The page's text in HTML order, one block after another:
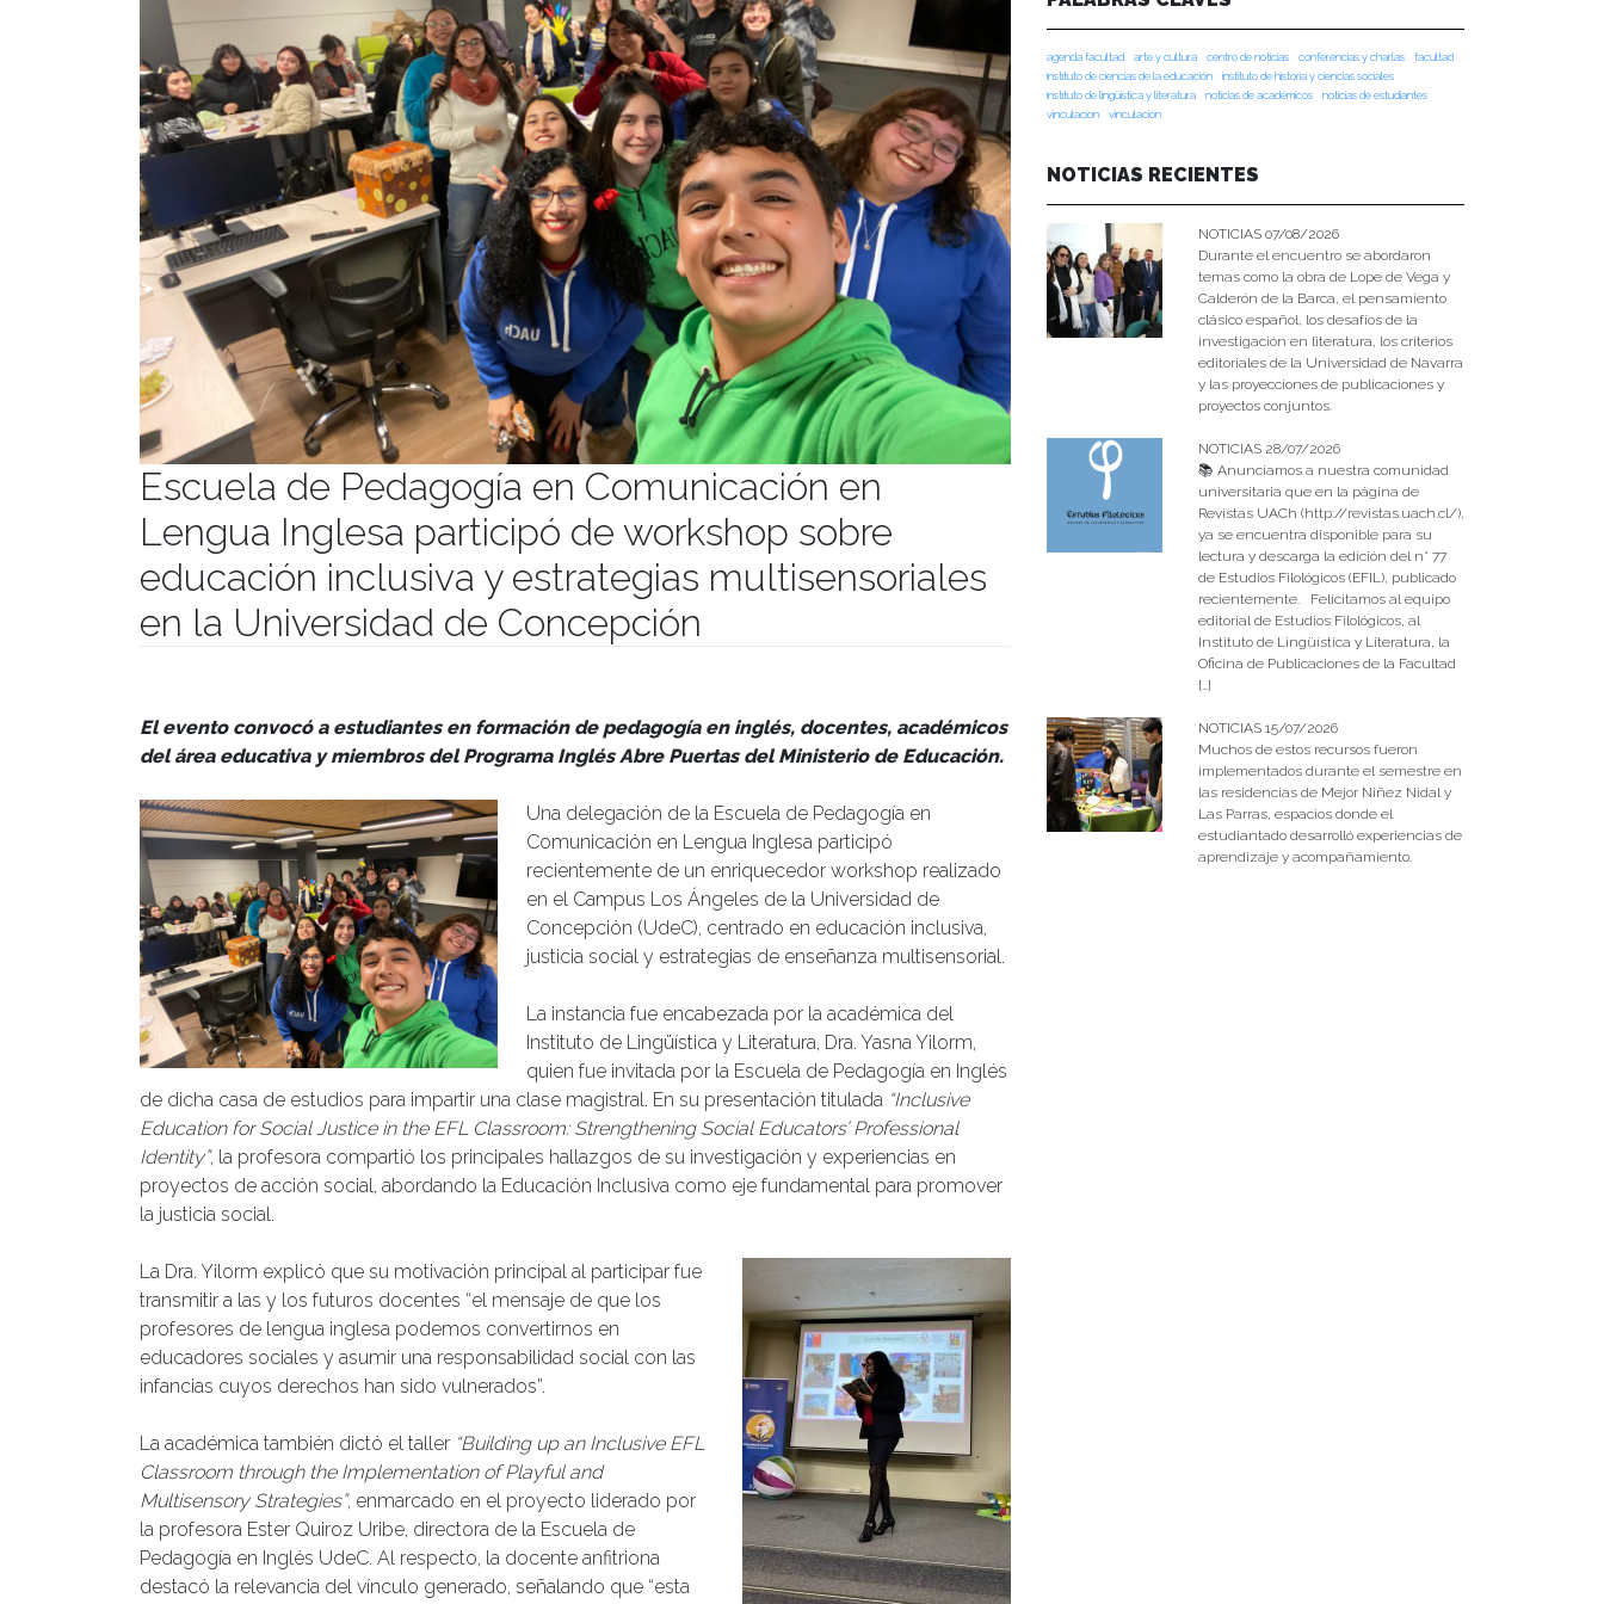
Escuela de Pedagogía en Comunicación en
Lengua Inglesa participó de workshop sobre
educación inclusiva y estrategias multisensoriales
en la Universidad de Concepción
El evento convocó a estudiantes en formación de pedagogía en inglés, docentes, académicos
del área educativa y miembros del Programa Inglés Abre Puertas del Ministerio de Educación.
Una delegación de la Escuela de Pedagogía en
Comunicación en Lengua Inglesa participó
recientemente de un enriquecedor workshop realizado
en el Campus Los Ángeles de la Universidad de
Concepción (UdeC), centrado en educación inclusiva,
justicia social y estrategias de enseñanza multisensorial.
La instancia fue encabezada por la académica del
Instituto de Lingüística y Literatura, Dra. Yasna Yilorm,
quien fue invitada por la Escuela de Pedagogía en Inglés
de dicha casa de estudios para impartir una clase magistral. En su presentación titulada “Inclusive
Education for Social Justice in the EFL Classroom: Strengthening Social Educators’ Professional
Identity”, la profesora compartió los principales hallazgos de su investigación y experiencias en
proyectos de acción social, abordando la Educación Inclusiva como eje fundamental para promover
la justicia social.
La Dra. Yilorm explicó que su motivación principal al participar fue
transmitir a las y los futuros docentes “el mensaje de que los
profesores de lengua inglesa podemos convertirnos en
educadores sociales y asumir una responsabilidad social con las
infancias cuyos derechos han sido vulnerados”.
La académica también dictó el taller “Building up an Inclusive EFL
Classroom through the Implementation of Playful and
Multisensory Strategies”, enmarcado en el proyecto liderado por
la profesora Ester Quiroz Uribe, directora de la Escuela de
Pedagogía en Inglés UdeC. Al respecto, la docente anfitriona
destacó la relevancia del vínculo generado, señalando que “esta
agenda facultad arte y cultura centro de noticias conferencias y charlas
facultad
instituto de ciencias de la educación
instituto de historia y ciencias sociales
instituto de lingüística y literatura
noticias de académicos
noticias de estudiantes
vinculacion
vinculación
NOTICIAS RECIENTES
NOTICIAS 07/08/2026
Durante el encuentro se abordaron
temas como la obra de Lope de Vega y
Calderón de la Barca, el pensamiento
clásico español, los desafíos de la
investigación en literatura, los criterios
editoriales de la Universidad de Navarra
y las proyecciones de publicaciones y
proyectos conjuntos.
NOTICIAS 28/07/2026
📚 Anunciamos a nuestra comunidad
universitaria que en la página de
Revistas UACh (http://revistas.uach.cl/),
ya se encuentra disponible para su
lectura y descarga la edición del n° 77
de Estudios Filológicos (EFIL), publicado
recientemente. Felicitamos al equipo
editorial de Estudios Filológicos, al
Instituto de Lingüística y Literatura, la
Oficina de Publicaciones de la Facultad
[…]
NOTICIAS 15/07/2026
Muchos de estos recursos fueron
implementados durante el semestre en
las residencias de Mejor Niñez Nidal y
Las Parras, espacios donde el
estudiantado desarrolló experiencias de
aprendizaje y acompañamiento.